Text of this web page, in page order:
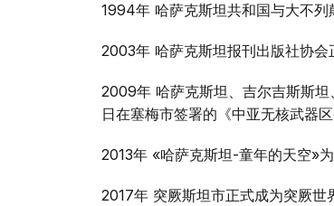
1994年 哈萨克斯坦共和国与大不列
2003年 哈萨克斯坦报刊出版社协会
2009年 哈萨克斯坦、吉尔吉斯斯
日在塞梅市签署的《中亚无核武器
2013年 «哈萨克斯坦-童年的天空»
2017年 突厥斯坦市正式成为突厥世